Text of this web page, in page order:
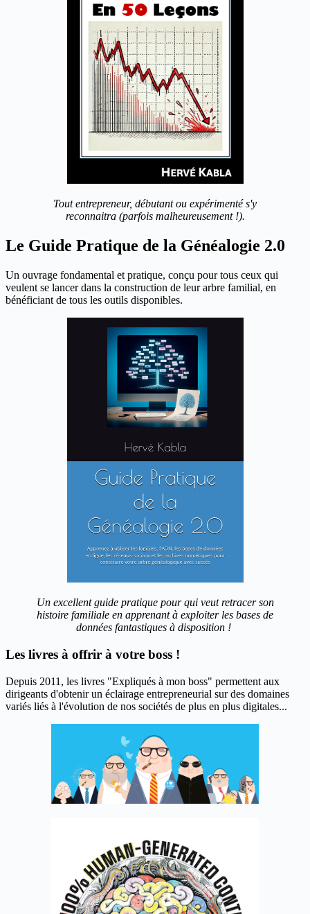
Tout entrepreneur, débutant ou expérimenté s'y
reconnaitra (parfois malheureusement !).
Le Guide Pratique de la Généalogie 2.0
Un ouvrage fondamental et pratique, conçu pour tous ceux qui
veulent se lancer dans la construction de leur arbre familial, en
bénéficiant de tous les outils disponibles.
Un excellent guide pratique pour qui veut retracer son
histoire familiale en apprenant à exploiter les bases de
données fantastiques à disposition !
Les livres à offrir à votre boss !
Depuis 2011, les livres "Expliqués à mon boss" permettent aux
dirigeants d'obtenir un éclairage entrepreneurial sur des domaines
variés liés à l'évolution de nos sociétés de plus en plus digitales...